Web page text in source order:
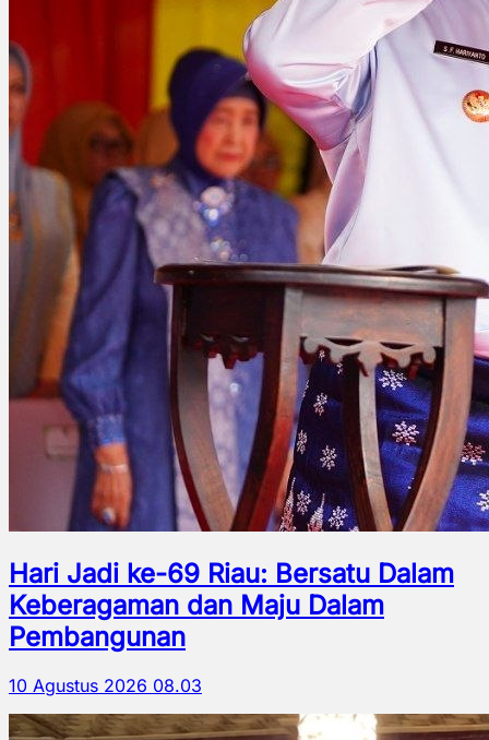
Hari Jadi ke-69 Riau: Bersatu Dalam
Keberagaman dan Maju Dalam
Pembangunan
10 Agustus 2026 08.03